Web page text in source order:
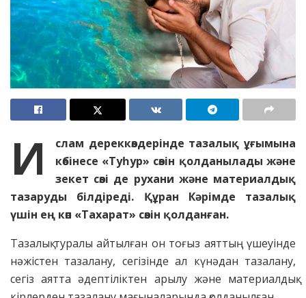
И
слам дереккөздерінде тазалық ұғымына
көбінесе «Туһур» сөзін қолданылады және
зекет сөзі де рухани және материалдық
тазаруды білдіреді. Құран Кәрімде тазалық
үшін ең көп «Тахарат» сөзін қолданған.
Тазалық туралы айтылған он тоғыз аяттың үшеуінде
нәжістен тазалану, сегізінде ал күнәдан тазалану,
сегіз аятта әдептіліктен арылу және материалдық